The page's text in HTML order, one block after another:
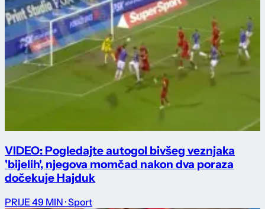
VIDEO: Pogledajte autogol bivšeg veznjaka
'bijelih', njegova momčad nakon dva poraza
dočekuje Hajduk
PRIJE 49 MIN · Sport